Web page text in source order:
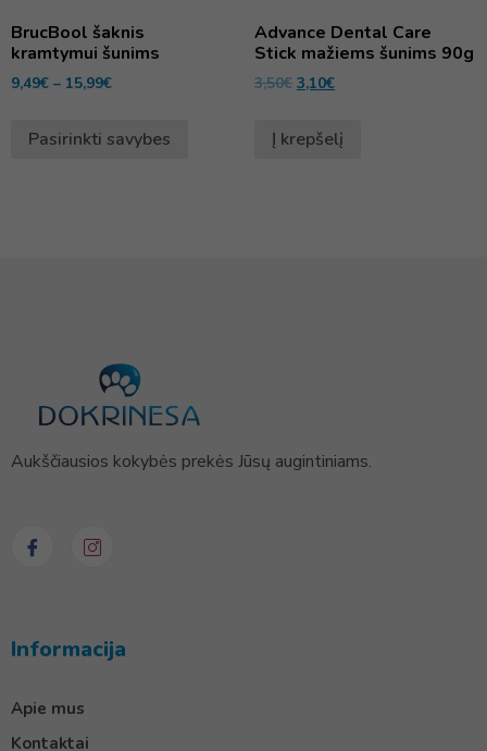
BrucBool šaknis
kramtymui šunims
9,49€ – 15,99€
Pasirinkti savybes
Advance Dental Care
Stick mažiems šunims 90g
3,50€ 3,10€
Į krepšelį
Aukščiausios kokybės prekės Jūsų augintiniams.
Informacija
Apie mus
Kontaktai